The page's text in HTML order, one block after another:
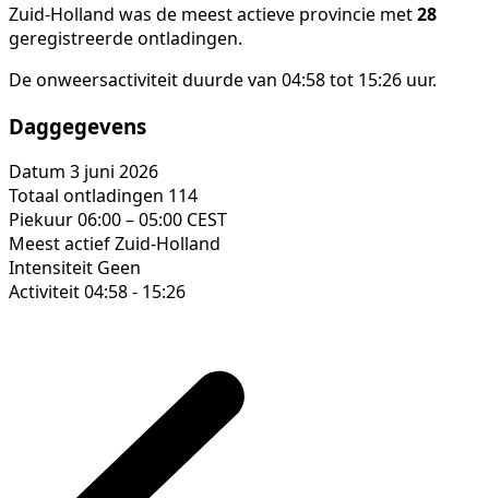
Zuid-Holland was de meest actieve provincie met28
geregistreerde ontladingen.
De onweersactiviteit duurde van 04:58 tot 15:26 uur.
Daggegevens
Datum 3 juni 2026
Totaal ontladingen 114
Piekuur06:00 – 05:00 CEST
Meest actiefZuid-Holland
Intensiteit Geen
Activiteit04:58 - 15:26